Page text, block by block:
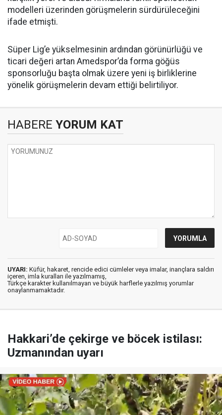
modelleri üzerinden görüşmelerin sürdürüleceğini
ifade etmişti.
Süper Lig’e yükselmesinin ardından görünürlüğü ve
ticari değeri artan Amedspor’da forma göğüs
sponsorluğu başta olmak üzere yeni iş birliklerine
yönelik görüşmelerin devam ettiği belirtiliyor.
HABERE YORUM KAT
UYARI: Küfür, hakaret, rencide edici cümleler veya imalar, inançlara saldırı
içeren, imla kuralları ile yazılmamış,
Türkçe karakter kullanılmayan ve büyük harflerle yazılmış yorumlar
onaylanmamaktadır.
Hakkari’de çekirge ve böcek istilası:
Uzmanından uyarı